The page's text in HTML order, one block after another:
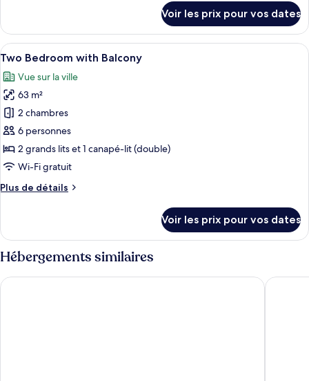
Three
Bedroom
Apartment
with
Balcony
le
type
de
Three
Bedroom
Apartment
with
Balcony
Voir les prix pour vos dates
Afficher
toutes
les
photos
pour
ce
type
de
chambre :
Two
Balcony
19
Two Bedroom with Balcony
Vue sur la ville
63 m²
2 chambres
6 personnes
2 grands lits et 1 canapé-lit (double)
Wi-Fi gratuit
Plus de détails
Plus
le
type
de
chambre
Two
Voir les prix pour vos dates
Hébergements similaires
The Belsize Park Collection